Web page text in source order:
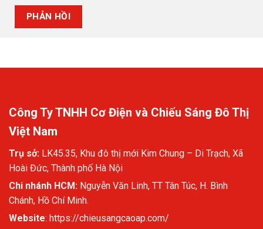
Công Ty TNHH Cơ Điện và Chiếu Sáng Đô Thị
Việt Nam
Trụ sở: LK45.35, Khu đô thị mới Kim Chung – Di Trạch, Xã
Hoài Đức, Thành phố Hà Nội
Chi nhánh HCM: Nguyễn Văn Linh, TT Tân Túc, H. Bình
Chánh, Hồ Chí Minh.
Website: https://chieusangcaoap.com/